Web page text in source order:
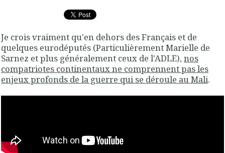
Je crois vraiment qu'en dehors des Français et de
quelques eurodéputés (Particulièrement Marielle de
Sarnez et plus généralement ceux de l'ADLE),nos
compatriotes continentaux ne comprennent pas les
enjeux profonds de la guerre qui se déroule au Mali.